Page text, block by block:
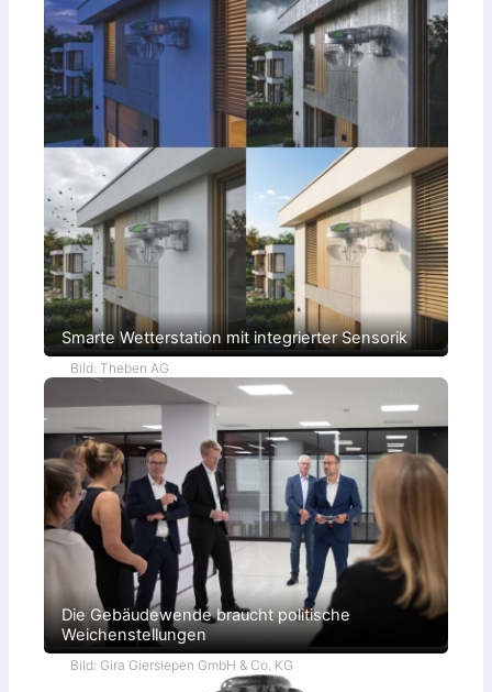
Smarte Wetterstation mit integrierter Sensorik
Bild: Theben AG
Die Gebäudewende braucht politische
Weichenstellungen
Bild: Gira Giersiepen GmbH & Co. KG